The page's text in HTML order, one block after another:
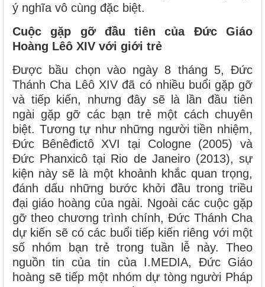
ý nghĩa vô cùng đặc biệt.
Cuộc gặp gỡ đầu tiên của Đức Giáo
Hoàng Lêô XIV với giới trẻ
Được bầu chọn vào ngày 8 tháng 5, Đức
Thánh Cha Lêô XIV đã có nhiều buổi gặp gỡ
và tiếp kiến, nhưng đây sẽ là lần đầu tiên
ngài gặp gỡ các bạn trẻ một cách chuyên
biệt. Tương tự như những người tiền nhiệm,
Đức Bênêđictô XVI tại Cologne (2005) và
Đức Phanxicô tại Rio de Janeiro (2013), sự
kiện này sẽ là một khoảnh khắc quan trọng,
đánh dấu những bước khởi đầu trong triều
đại giáo hoàng của ngài. Ngoài các cuộc gặp
gỡ theo chương trình chính, Đức Thánh Cha
dự kiến sẽ có các buổi tiếp kiến riêng với một
số nhóm bạn trẻ trong tuần lễ này. Theo
nguồn tin của tin của I.MEDIA, Đức Giáo
hoàng sẽ tiếp một nhóm dự tòng người Pháp